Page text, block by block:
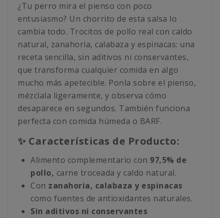
¿Tu perro mira el pienso con poco
entusiasmo? Un chorrito de esta salsa lo
cambia todo. Trocitos de pollo real con caldo
natural, zanahoria, calabaza y espinacas: una
receta sencilla, sin aditivos ni conservantes,
que transforma cualquier comida en algo
mucho más apetecible. Ponla sobre el pienso,
mézclala ligeramente, y observa cómo
desaparece en segundos. También funciona
perfecta con comida húmeda o BARF.
✨ Características de Producto:
Alimento complementario con 97,5% de
pollo, carne troceada y caldo natural.
Con zanahoria, calabaza y espinacas
como fuentes de antioxidantes naturales.
Sin aditivos ni conservantes